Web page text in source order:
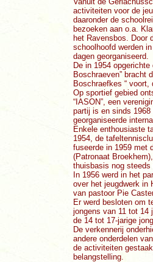
activiteiten voor de
daaronder de
bezoeken aan o.a.
het Ravensbos. Door
schoolhoofd werden
dagen georganiseerd.
De in 1954
Boschraeven” bracht
Boschraefkes “
Op sportief gebied
“IASON”, een
partij is en sinds
georganiseerde
Enkele enthousiaste
1954, de
fuseerde in 1959 met
(Patronaat
thuisbasis nog
In 1956 werd in het
over het jeugdwerk in
van pastoor Pie
Er werd besloten om
jongens van 11 tot 14
de 14 tot 17-jarige
De verkennerij
andere onderdelen
de activiteiten
belangstelling.